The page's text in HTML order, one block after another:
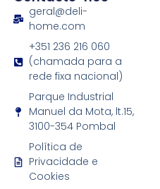
geral@deli-
home.com
+351 236 216 060
(chamada para a
rede fixa nacional)
Parque Industrial
Manuel da Mota, lt.15,
3100-354 Pombal
Política de
Privacidade e
Cookies